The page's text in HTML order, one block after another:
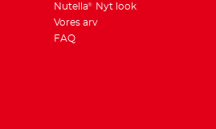
Nutella®
Nyt look
Vores arv
FAQ